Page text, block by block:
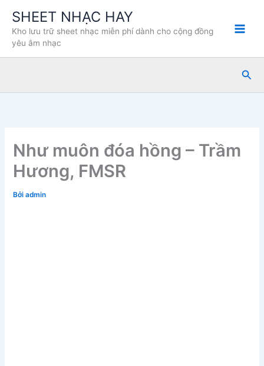
dung
SHEET NHẠC HAY
Kho lưu trữ sheet nhạc miễn phí dành cho cộng đồng
yêu âm nhạc
Tìm
Như muôn đóa hồng – Trầm
Hương, FMSR
Bởiadmin